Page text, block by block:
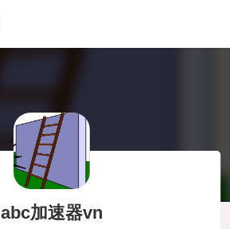
abc加速器vn